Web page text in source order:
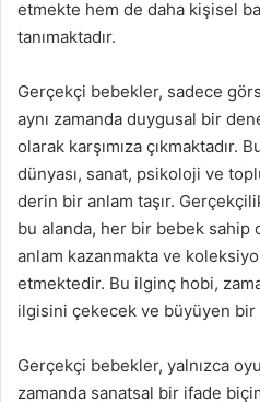
etmekte hem de daha kişisel
tanımaktadır.
Gerçekçi bebekler, sadece
aynı zamanda duygusal bir
olarak karşımıza çıkmaktadır.
dünyası, sanat, psikoloji ve
derin bir anlam taşır.
bu alanda, her bir bebek sahip
anlam kazanmakta ve
etmektedir. Bu ilginç hobi,
ilgisini çekecek ve büyüyen
Gerçekçi bebekler, yalnızca
zamanda sanatsal bir ifade